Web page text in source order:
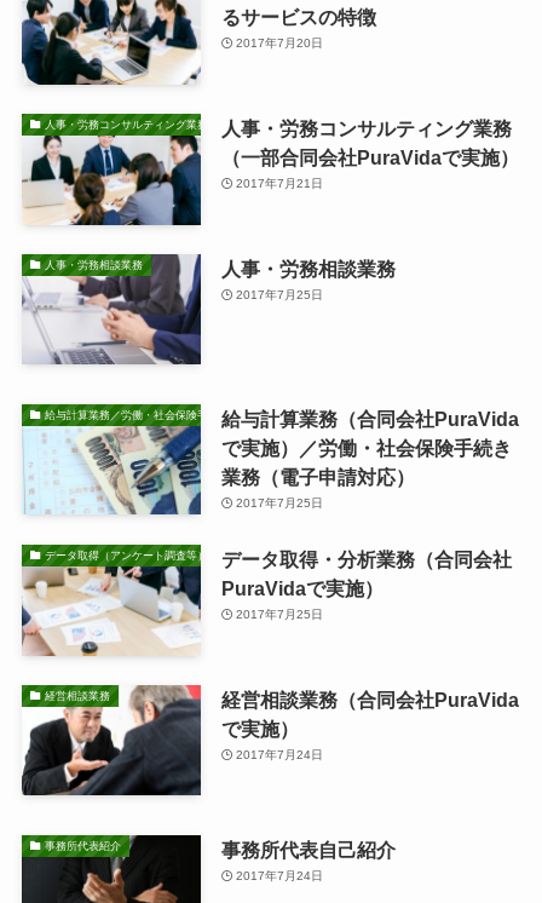
るサービスの特徴
2017年7月20日
人事・労務コンサルティング業務
人事・労務コンサルティング業務
（一部合同会社PuraVidaで実施）
2017年7月21日
人事・労務相談業務 人事・労務相談業務
2017年7月25日
給与計算業務／労働・社会保険手続き業務給与計算業務（合同会社PuraVida
で実施）／労働・社会保険手続き
業務（電子申請対応）
2017年7月25日
データ取得（アンケート調査等）・分析業務データ取得・分析業務（合同会社
PuraVidaで実施）
2017年7月25日
経営相談業務
経営相談業務（合同会社PuraVida
で実施）
2017年7月24日
事務所代表紹介 事務所代表自己紹介
2017年7月24日